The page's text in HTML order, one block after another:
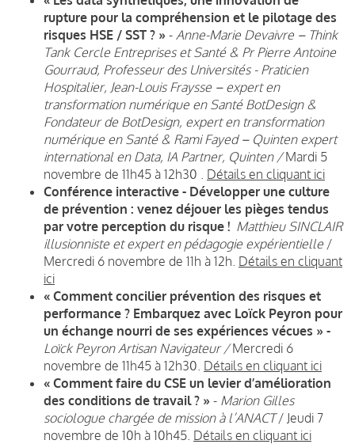
rupture pour la compréhension et le pilotage des
risques HSE / SST ? » - Anne-Marie Devaivre – Think
Tank Cercle Entreprises et Santé & Pr Pierre Antoine
Gourraud, Professeur des Universités - Praticien
Hospitalier, Jean-Louis Fraysse – expert en
transformation numérique en Santé BotDesign &
Fondateur de BotDesign, expert en transformation
numérique en Santé & Rami Fayed – Quinten expert
international en Data, IA Partner, Quinten /Mardi 5
novembre de 11h45 à 12h30 . Détails en cliquant ici
Conférence interactive - Développer une culture
de prévention : venez déjouer les pièges tendus
par votre perception du risque ! Matthieu SINCLAIR
illusionniste et expert en pédagogie expérientielle /
Mercredi 6 novembre de 11h à 12h. Détails en cliquant
ici
« Comment concilier prévention des risques et
performance ? Embarquez avec Loïck Peyron pour
un échange nourri de ses expériences vécues » -
Loïck Peyron Artisan Navigateur /Mercredi 6
novembre de 11h45 à 12h30 Détails en cliquant ici
« Comment faire du CSE un levier d’amélioration
des conditions de travail ? » - Marion Gilles
sociologue chargée de mission à l’ANACT/ Jeudi 7
novembre de 10h à 10h45. Détails en cliquant ici